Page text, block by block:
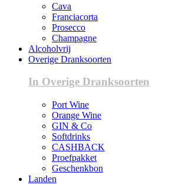
Cava
Franciacorta
Prosecco
Champagne
Alcoholvrij
Overige Dranksoorten
In Overige Dranksoorten
Port Wine
Orange Wine
GIN & Co
Softdrinks
CASHBACK
Proefpakket
Geschenkbon
Landen